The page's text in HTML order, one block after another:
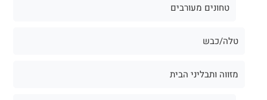
טחונים מעורבים
טלה/כבש
מזווה ותבליני הבית